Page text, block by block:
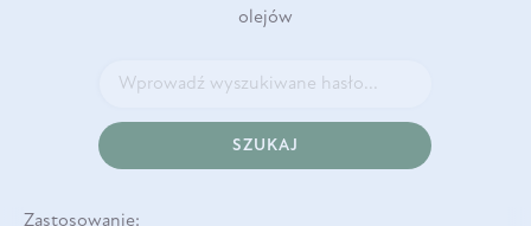
olejów
SZUKAJ
Zastosowanie: